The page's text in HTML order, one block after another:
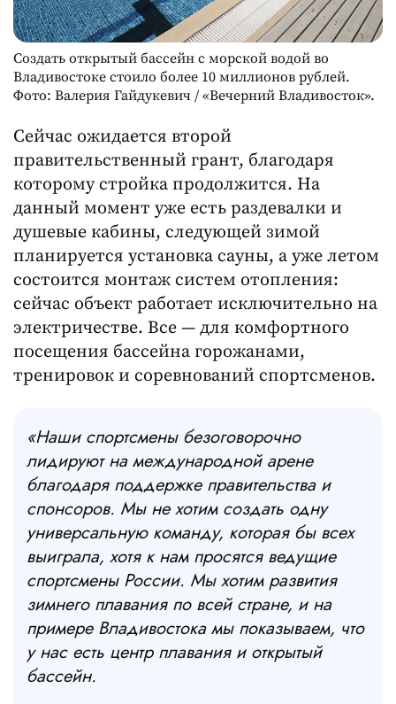
Создать открытый бассейн с морской водой во
Владивостоке стоило более 10 миллионов рублей.
Фото: Валерия Гайдукевич / «Вечерний Владивосток».
Сейчас ожидается второй
правительственный грант, благодаря
которому стройка продолжится. На
данный момент уже есть раздевалки и
душевые кабины, следующей зимой
планируется установка сауны, а уже летом
состоится монтаж систем отопления:
сейчас объект работает исключительно на
электричестве. Все — для комфортного
посещения бассейна горожанами,
тренировок и соревнований спортсменов.
«Наши спортсмены безоговорочно
лидируют на международной арене
благодаря поддержке правительства и
спонсоров. Мы не хотим создать одну
универсальную команду, которая бы всех
выиграла, хотя к нам просятся ведущие
спортсмены России. Мы хотим развития
зимнего плавания по всей стране, и на
примере Владивостока мы показываем, что
у нас есть центр плавания и открытый
бассейн.